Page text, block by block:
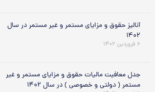
آنالیز حقوق و مزایای مستمر و غیر مستمر در سال
۱۴۰۲
۶ فروردین ۱۴۰۲
جدل معافیت مالیات حقوق و مزایای مستمر و غیر
مستمر ( دولتی و خصوصی ) در سال ۱۴۰۲